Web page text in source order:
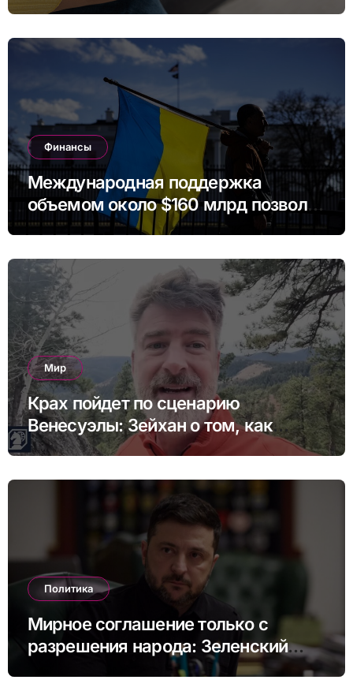
платформы сделал заявление
Финансы
Международная поддержка
объемом около $160 млрд позволит
Украине профинансировать
Мир
Крах пойдет по сценарию
Венесуэлы: Зейхан о том, как
может выглядеть коллапс Китая
Политика
Мирное соглашение только с
разрешения народа: Зеленский
назвал возможные сроки